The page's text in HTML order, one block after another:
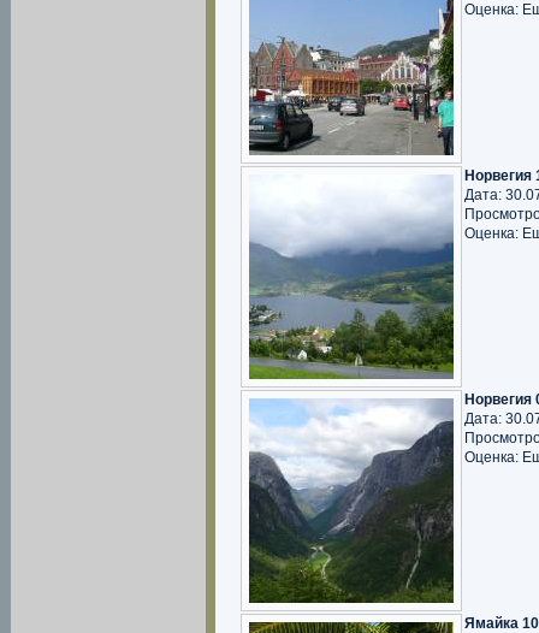
Оценка:
Норвегия
Дата:
Оценка:
Норвегия
Дата:
Оценка:
Ямайка 10